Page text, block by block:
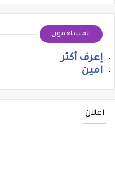
المساهمون
إعرف أكثر
امين
اعلان